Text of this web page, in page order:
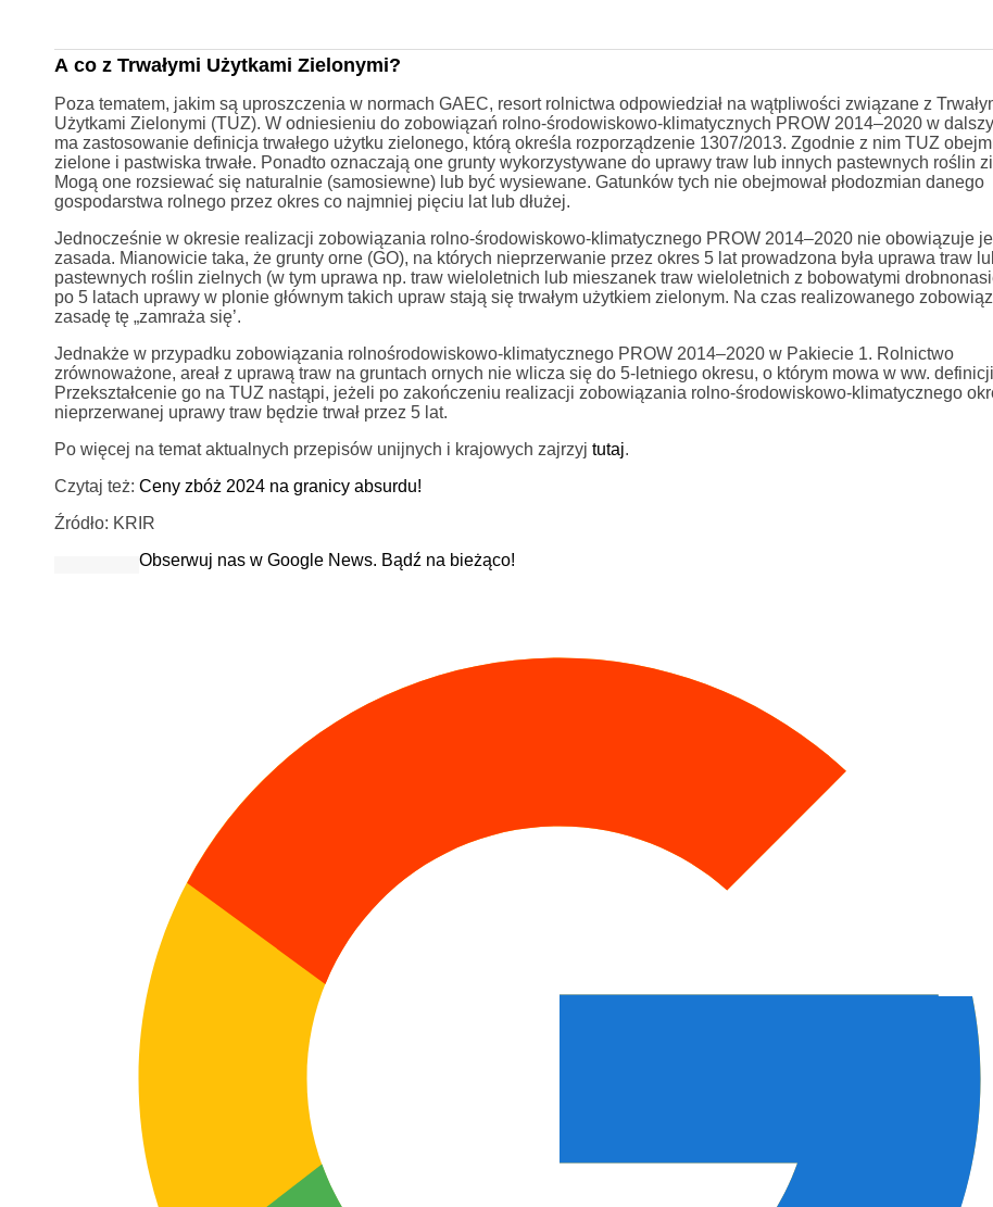
A co z Trwałymi Użytkami Zielonymi?
Poza tematem, jakim są uproszczenia w normach GAEC, resort rolnictwa odpowiedział na wątpliwości związane z
Użytkami Zielonymi (TUZ). W odniesieniu do zobowiązań rolno-środowiskowo-klimatycznych PROW 2014–2020 w
ma zastosowanie definicja trwałego użytku zielonego, którą określa rozporządzenie 1307/2013. Zgodnie z nim TUZ
zielone i pastwiska trwałe. Ponadto oznaczają one grunty wykorzystywane do uprawy traw lub innych pastewnych roślin
Mogą one rozsiewać się naturalnie (samosiewne) lub być wysiewane. Gatunków tych nie obejmował płodozmian danego
gospodarstwa rolnego przez okres co najmniej pięciu lat lub dłużej.
Jednocześnie w okresie realizacji zobowiązania rolno-środowiskowo-klimatycznego PROW 2014–2020 nie obowiązuje
zasada. Mianowicie taka, że grunty orne (GO), na których nieprzerwanie przez okres 5 lat prowadzona była uprawa traw
pastewnych roślin zielnych (w tym uprawa np. traw wieloletnich lub mieszanek traw wieloletnich z bobowatymi
po 5 latach uprawy w plonie głównym takich upraw stają się trwałym użytkiem zielonym. Na czas realizowanego
zasadę tę „zamraża się’.
Jednakże w przypadku zobowiązania rolnośrodowiskowo-klimatycznego PROW 2014–2020 w Pakiecie 1. Rolnictwo
zrównoważone, areał z uprawą traw na gruntach ornych nie wlicza się do 5-letniego okresu, o którym mowa w ww.
Przekształcenie go na TUZ nastąpi, jeżeli po zakończeniu realizacji zobowiązania rolno-środowiskowo-klimatycznego
nieprzerwanej uprawy traw będzie trwał przez 5 lat.
Po więcej na temat aktualnych przepisów unijnych i krajowych zajrzyj tutaj.
Czytaj też: Ceny zbóż 2024 na granicy absurdu!
Źródło: KRIR
Obserwuj nas w Google News. Bądź na bieżąco!